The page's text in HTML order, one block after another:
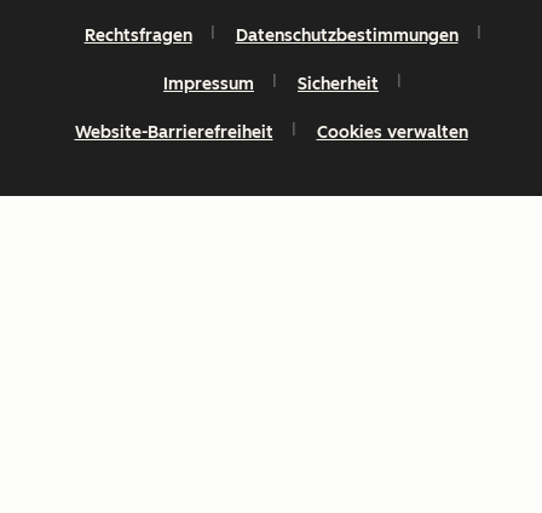
Rechtsfragen Datenschutzbestimmungen
Impressum Sicherheit
Website-Barrierefreiheit Cookies verwalten